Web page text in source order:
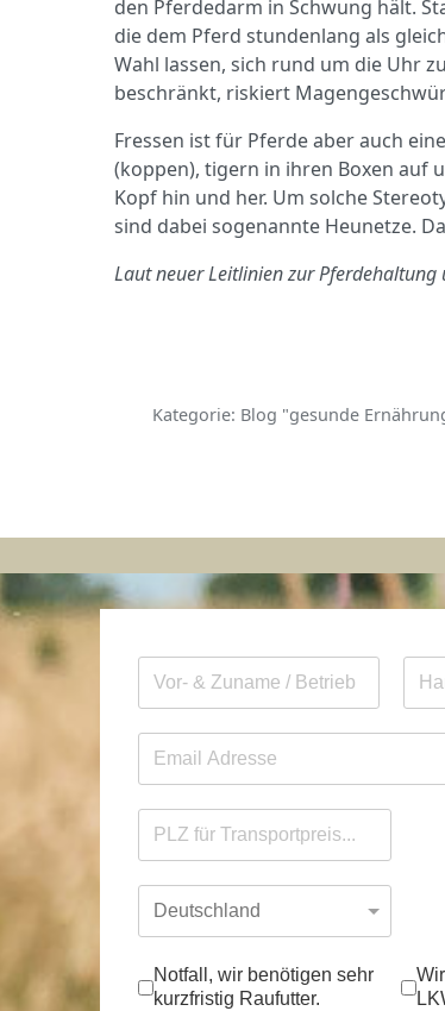
den Pferdedarm in Schwung hält.
die dem Pferd stundenlang als
Wahl lassen, sich rund um die Uhr
beschränkt, riskiert
Fressen ist für Pferde aber auch
(koppen), tigern in ihren Boxen auf
Kopf hin und her. Um solche
sind dabei sogenannte Heunetze.
Laut neuer Leitlinien zur
Kategorie: Blog "gesunde
Hinweis
Notfall, wir benötigen sehr
kurzfristig Raufutter.